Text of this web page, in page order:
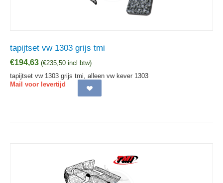
tapijtset vw 1303 grijs tmi
€194,63 (€235,50 incl btw)
tapijtset vw 1303 grijs tmi, alleen vw kever 1303
Mail voor levertijd